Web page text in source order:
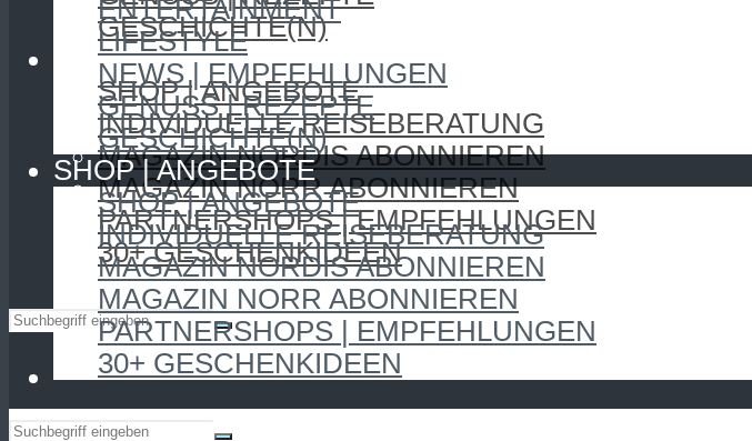
GESCHICHTE(N)
SHOP | ANGEBOTE
SHOP | ANGEBOTE
INDIVIDUELLE REISEBERATUNG
MAGAZIN NORDIS ABONNIEREN
MAGAZIN NORR ABONNIEREN
PARTNERSHOPS | EMPFEHLUNGEN
30+ GESCHENKIDEEN
ENTERTAINMENT
LIFESTYLE
NEWS | EMPFEHLUNGEN
GENUSS | REZEPTE
GESCHICHTE(N)
SHOP | ANGEBOTE
SHOP | ANGEBOTE
INDIVIDUELLE REISEBERATUNG
MAGAZIN NORDIS ABONNIEREN
MAGAZIN NORR ABONNIEREN
PARTNERSHOPS | EMPFEHLUNGEN
30+ GESCHENKIDEEN